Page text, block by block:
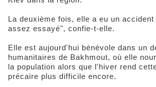
La deuxième fois, elle a eu un
assez essayé", confie-t-elle.
Elle est aujourd'hui bénévole dans un
humanitaires de Bakhmout, où elle
la population alors que l'hiver rend
précaire plus difficile encore.